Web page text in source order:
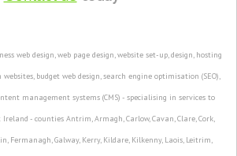
web design, web page design, website set-up, design, hosting
budget web design, search engine optimisation (SEO),
management systems (CMS) - specialising in services to
- counties Antrim, Armagh, Carlow, Cavan, Clare, Cork,
Fermanagh, Galway, Kerry, Kildare, Kilkenny, Laois, Leitrim,